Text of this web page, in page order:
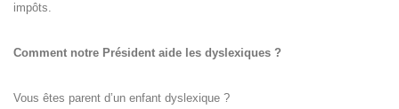
impôts.
Comment notre Président aide les dyslexiques ?
Vous êtes parent d’un enfant dyslexique ?